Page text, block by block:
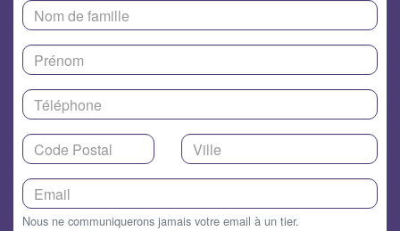
Nous ne communiquerons jamais votre email à un tier.